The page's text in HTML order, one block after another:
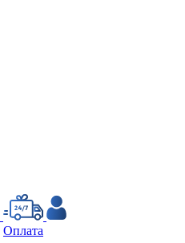
Оплата